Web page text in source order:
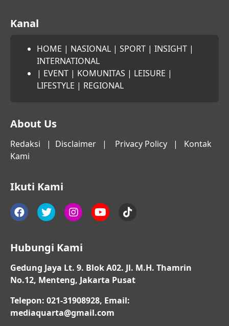
Kanal
HOME | NASIONAL | SPORT | INSIGHT |
INTERNATIONAL
| EVENT | KOMUNITAS | LEISURE |
LIFESTYLE | REGIONAL
About Us
Redaksi | Disclaimer | Privacy Policy | Kontak
Kami
Ikuti Kami
Hubungi Kami
Gedung Jaya Lt. 9. Blok A02. Jl. M.H. Thamrin
No.12, Menteng, Jakarta Pusat
Telepon: 021-31908928, Email:
mediaquarta@gmail.com